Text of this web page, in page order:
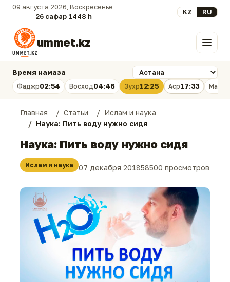
09 августа 2026, Воскресенье
26 сафар 1448 һ.
Выберите язык
KZ RU
ummet.kz Меню
Время намаза
Фаджр02:54 Восход04:46 Зухр12:25 Аср17:33
Главная Статьи
Ислам и наука
Наука: Пить воду нужно сидя
Наука: Пить воду нужно сидя
Ислам и наука 07 декабря 201858500 просмотров